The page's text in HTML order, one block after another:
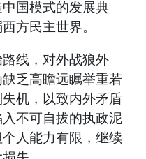
国模式的发展典
方民主世界。
线，对外战狼外
乏高瞻远瞩举重若
机，以致内外矛盾
不可自拔的执政泥
人能力有限，继续